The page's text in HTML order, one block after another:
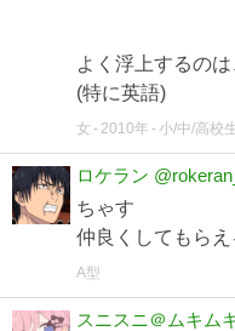
よく浮上するの
(特に英語)
女 2010年 小/中/高校
ロケラン
ちゃす
仲良くしてもら
A型
スニスニ＠ムキム